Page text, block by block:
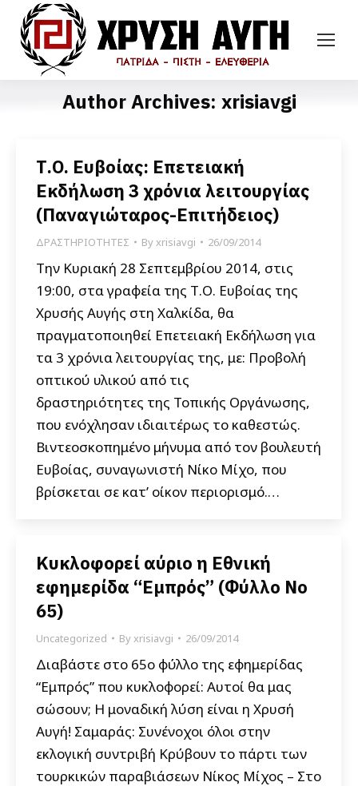
Author Archives: xrisiavgi
Τ.Ο. Ευβοίας: Επετειακή
Εκδήλωση 3 χρόνια λειτουργίας
(Παναγιώταρος-Επιτήδειος)
ΔΡΑΣΤΗΡΙΟΤΗΤΕΣ Byxrisiavgi 26/09/2014
Την Κυριακή 28 Σεπτεμβρίου 2014, στις
19:00, στα γραφεία της Τ.Ο. Ευβοίας της
Χρυσής Αυγής στη Χαλκίδα, θα
πραγματοποιηθεί Επετειακή Εκδήλωση για
τα 3 χρόνια λειτουργίας της, με: Προβολή
οπτικού υλικού από τις
δραστηριότητες της Τοπικής Οργάνωσης,
που ενόχλησαν ιδιαιτέρως το καθεστώς.
Βιντεοσκοπημένο μήνυμα από τον βουλευτή
Ευβοίας, συναγωνιστή Νίκο Μίχο, που
βρίσκεται σε κατ’ οίκον περιορισμό.…
Κυκλοφορεί αύριο η Εθνική
εφημερίδα “Εμπρός” (Φύλλο Νο
65)
Uncategorized Byxrisiavgi 26/09/2014
Διαβάστε στο 65ο φύλλο της εφημερίδας
“Εμπρός” που κυκλοφορεί: Αυτοί θα μας
σώσουν; Η μοναδική λύση είναι η Χρυσή
Αυγή! Σαμαράς: Συνένοχοι όλοι στην
εκλογική συντριβή Κρύβουν το πάρτι των
τουρκικών παραβιάσεων Nίκος Μίχος – Στο